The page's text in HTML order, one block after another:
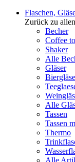
Flaschen,
Zurück zu
Becher
Coffee
Shaker
Alle
Gläser
Alle
Tassen
Tassen
Thermo
Alle